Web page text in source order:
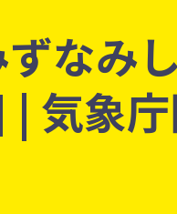
なみ
気象